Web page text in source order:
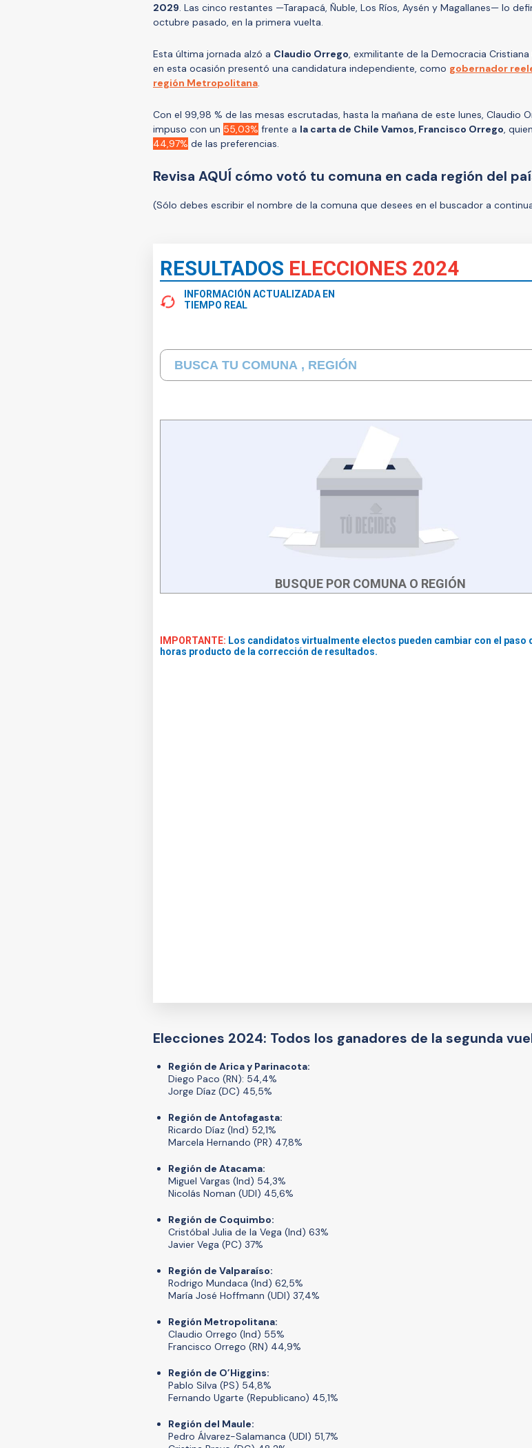
2029. Las cinco restantes —Tarapacá, Ñuble, Los Ríos, Aysén y Magallanes— lo
octubre pasado, en la primera vuelta.
Esta última jornada alzó a Claudio Orrego, exmilitante de la Democracia Cristiana
en esta ocasión presentó una candidatura independiente, como gobernador
región Metropolitana.
Con el 99,98 % de las mesas escrutadas, hasta la mañana de este lunes, Claudio
impuso con un 55,03% frente a la carta de Chile Vamos, Francisco Orrego,
44,97% de las preferencias.
Revisa AQUÍ cómo votó tu comuna en cada región del
(Sólo debes escribir el nombre de la comuna que desees en el buscador a
Elecciones 2024: Todos los ganadores de la segunda
Región de Arica y Parinacota:
Diego Paco (RN): 54,4%
Jorge Díaz (DC) 45,5%
Región de Antofagasta:
Ricardo Díaz (Ind) 52,1%
Marcela Hernando (PR) 47,8%
Región de Atacama:
Miguel Vargas (Ind) 54,3%
Nicolás Noman (UDI) 45,6%
Región de Coquimbo:
Cristóbal Julia de la Vega (Ind) 63%
Javier Vega (PC) 37%
Región de Valparaíso:
Rodrigo Mundaca (Ind) 62,5%
María José Hoffmann (UDI) 37,4%
Región Metropolitana:
Claudio Orrego (Ind) 55%
Francisco Orrego (RN) 44,9%
Región de O’Higgins:
Pablo Silva (PS) 54,8%
Fernando Ugarte (Republicano) 45,1%
Región del Maule:
Pedro Álvarez-Salamanca (UDI) 51,7%